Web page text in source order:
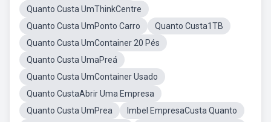
Quanto Custa UmThinkCentre
Quanto Custa UmPonto Carro
Quanto Custa1TB
Quanto Custa UmContainer 20 Pés
Quanto Custa UmaPreá
Quanto Custa UmContainer Usado
Quanto CustaAbrir Uma Empresa
Quanto Custa UmPrea
Imbel EmpresaCusta Quanto